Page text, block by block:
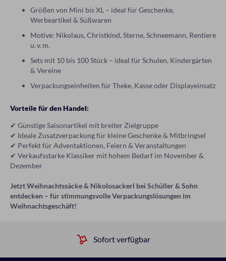
Größen von Mini bis XL – ideal für Geschenke,
Werbeartikel & Süßwaren
Motive: Nikolaus, Christkind, Sterne, Schneemann, Rentiere
u. v. m.
Sets mit 10 bis 100 Stück – ideal für Schulen, Kindergärten
& Vereine
Verpackungseinheiten für Theke, Kasse oder Displayeinsatz
Vorteile für den Handel:
✔ Günstige Saisonartikel mit breiter Zielgruppe
✔ Ideale Zusatzverpackung für kleine Geschenke & Mitbringsel
✔ Perfekt für Adventaktionen, Feiern & Veranstaltungen
✔ Verkaufsstarke Klassiker mit hohem Bedarf im November &
Dezember
Jetzt Weihnachtssäcke & Nikolosackerl bei Schüller & Sohn
entdecken – für stimmungsvolle Verpackungslösungen im
Weihnachtsgeschäft!
Sofort verfügbar